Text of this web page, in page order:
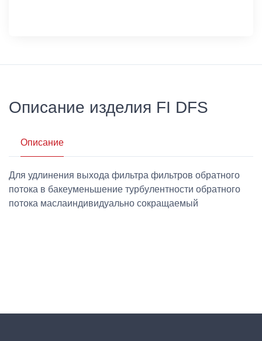
Описание изделия FI DFS
Описание
Для удлинения выхода фильтра фильтров обратного
потока в бакеуменьшение турбулентности обратного
потока маслаиндивидуально сокращаемый